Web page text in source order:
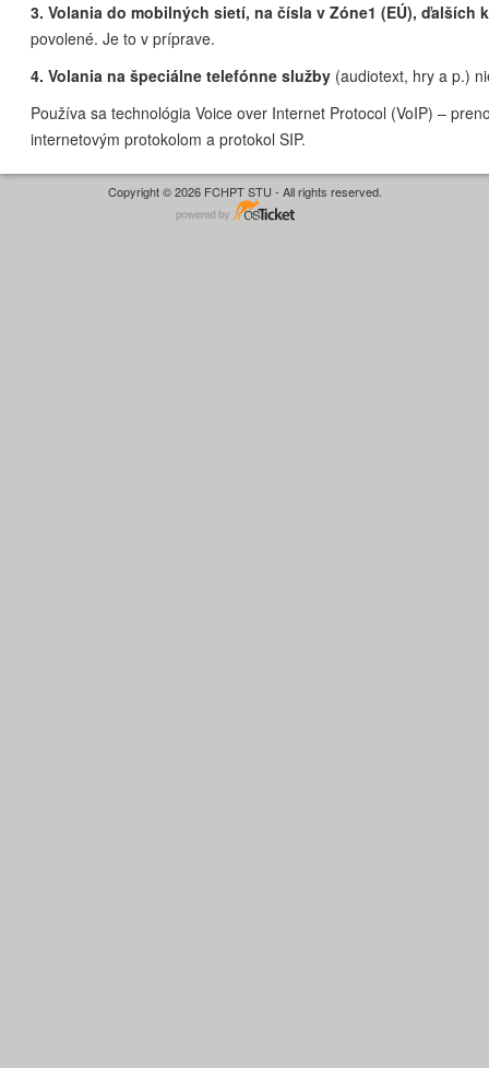
3. Volania do mobilných sietí, na čísla v Zóne1 (EÚ), ďalších
povolené. Je to v príprave.
4. Volania na špeciálne telefónne služby (audiotext, hry a p.)
Používa sa technológia Voice over Internet Protocol (VoIP) –
internetovým protokolom a protokol SIP.
Copyright © 2026 FCHPT STU - All rights reserved.